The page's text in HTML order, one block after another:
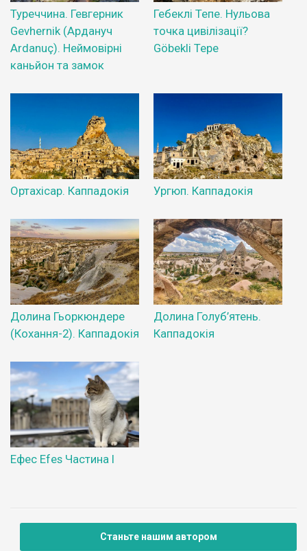
Туреччина. Гевгерник
Gevhernik (Ардануч
Ardanuç). Неймовірні
каньйон та замок
Гебеклі Тепе. Нульова
точка цивілізації?
Göbekli Tepe
Ортахісар. Каппадокія Ургюп. Каппадокія
Долина Гьоркюндере
(Кохання-2). Каппадокія
Долина Голуб’ятень.
Каппадокія
Ефес Efes Частина І
Станьте нашим автором